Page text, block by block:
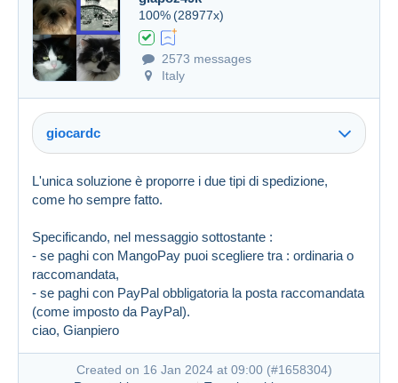
Created on 16 Jan 2024 at 07:25
100% (28977x)
2573 messages
Italy
giocardc
L'unica soluzione è proporre i due tipi di spedizione,
come ho sempre fatto.
Specificando, nel messaggio sottostante :
- se paghi con MangoPay puoi scegliere tra : ordinaria o
raccomandata,
- se paghi con PayPal obbligatoria la posta raccomandata
(come imposto da PayPal).
ciao, Gianpiero
Created on 16 Jan 2024 at 09:00 (#1658304)